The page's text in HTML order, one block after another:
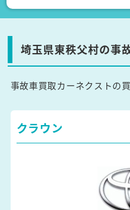
埼玉県東秩父村の事
事故車買取カーネクストの
クラウン